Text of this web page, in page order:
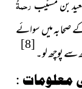
بن مسیّبرحمۃُ
صحابہ میں سوائے
سے پوچھ لو۔[8]
معلومات :